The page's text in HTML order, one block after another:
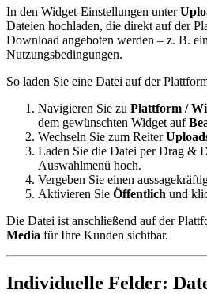
In den Widget-Einstellungen unter
Dateien hochladen, die direkt auf der
Download angeboten werden – z. B.
Nutzungsbedingungen.
So laden Sie eine Datei auf der
Navigieren Sie zu Plattform /
dem gewünschten Widget auf
Wechseln Sie zum Reiter
Laden Sie die Datei per Drag &
Auswahlmenü hoch.
Vergeben Sie einen
Aktivieren Sie Öffentlich und
Die Datei ist anschließend auf der
Media für Ihre Kunden sichtbar.
Individuelle Felder: